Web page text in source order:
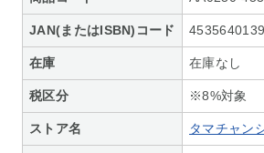
JAN(またはISBN)コード
在庫 在庫なし
税区分 ※8%対象
ストア名 タマチャン